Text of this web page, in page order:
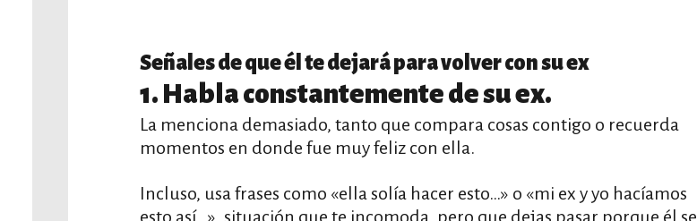
Señales de que él te dejará para volver con su ex
1. Habla constantemente de su ex.
La menciona demasiado, tanto que compara cosas contigo o recuerda
momentos en donde fue muy feliz con ella.
Incluso, usa frases como «ella solía hacer esto…» o «mi ex y yo hacíamos
esto así…», situación que te incomoda, pero que dejas pasar porque él se